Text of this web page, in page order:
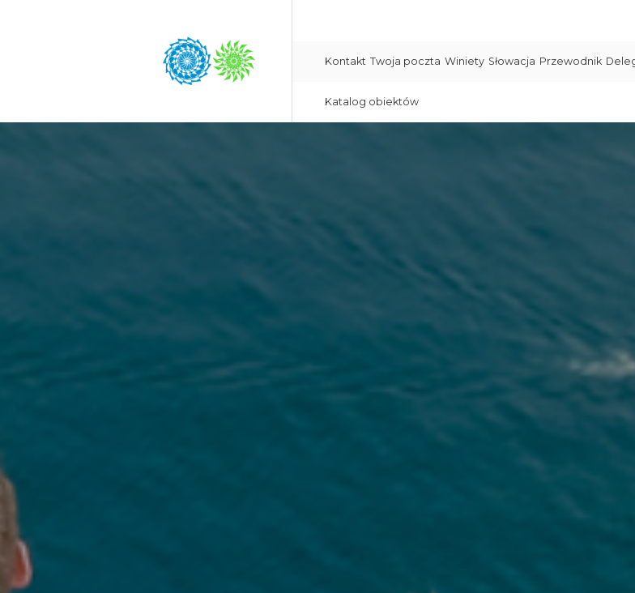
Kontakt Twoja poczta Winiety Słowacja Przewodnik
Katalog obiektów